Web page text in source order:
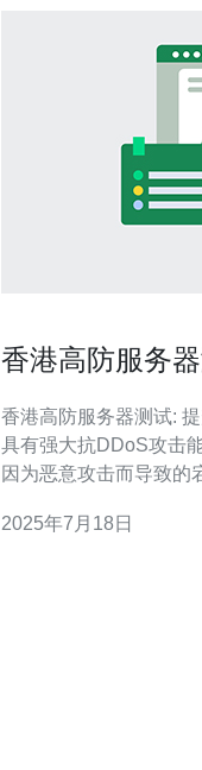
香港高防服务
香港高防服务器测试: 提升网站安
具有强大抗DDoS攻击
因为恶意攻击而导致的
市，吸引了众多企业和
2025年7月18日